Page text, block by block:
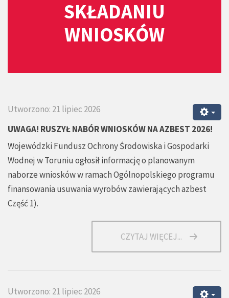
SKŁADANIU
WNIOSKÓW
Utworzono: 21 lipiec 2026
UWAGA! RUSZYŁ NABÓR WNIOSKÓW NA AZBEST 2026!
Wojewódzki Fundusz Ochrony Środowiska i Gospodarki
Wodnej w Toruniu ogłosił informację o planowanym
naborze wniosków w ramach Ogólnopolskiego programu
finansowania usuwania wyrobów zawierających azbest
Część 1).
CZYTAJ WIĘCEJ...
Utworzono: 21 lipiec 2026